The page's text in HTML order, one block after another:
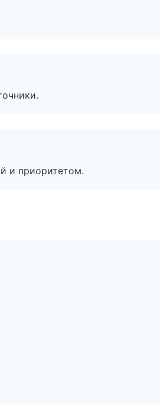
и приоритетом.